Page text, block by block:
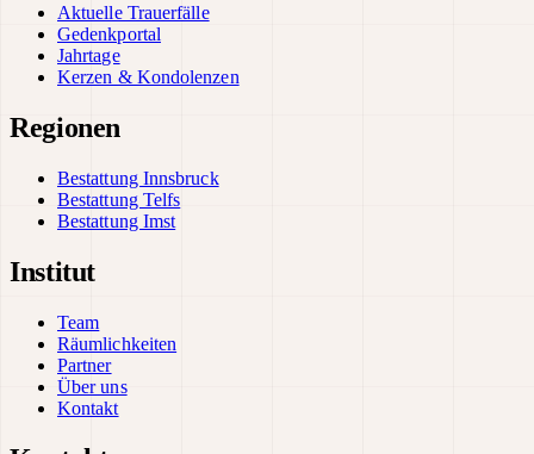
Aktuelle Trauerfälle
Gedenkportal
Jahrtage
Kerzen & Kondolenzen
Regionen
Bestattung Innsbruck
Bestattung Telfs
Bestattung Imst
Institut
Team
Räumlichkeiten
Partner
Über uns
Kontakt